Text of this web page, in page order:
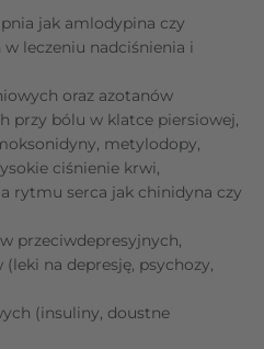
jak amlodypina czy
leczeniu nadciśnienia i
oraz azotanów
przy bólu w klatce piersiowej,
metylodopy,
ciśnienie krwi,
rytmu serca jak chinidyna czy
przeciwdepresyjnych,
na depresję, psychozy,
(insuliny, doustne